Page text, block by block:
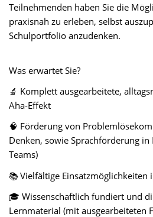
Teilnehmenden haben Sie die
praxisnah zu erleben, selbst
Schulportfolio anzudenken.
Was erwartet Sie?
🔬 Komplett ausgearbeitete,
Aha-Effekt
🧠 Förderung von
Denken, sowie Sprachförderung
Teams)
📚Vielfältige Einsatzmöglichkeiten
🎓 Wissenschaftlich fundiert und
Lernmaterial (mit ausgearbeiteten